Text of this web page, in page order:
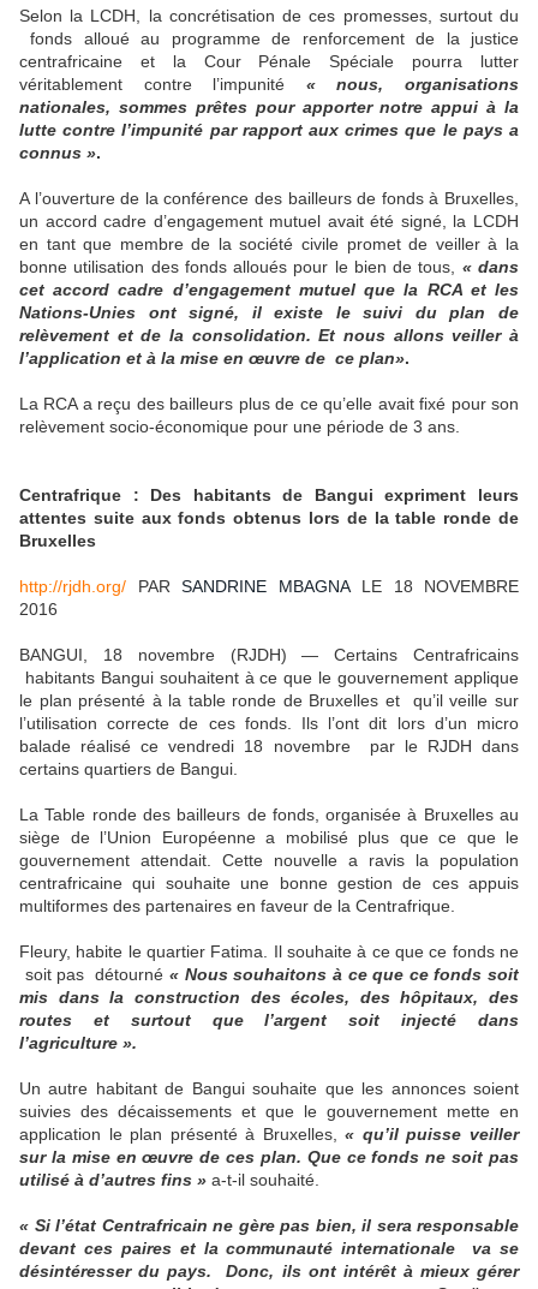
Selon la LCDH, la concrétisation de ces promesses, surtout du
fonds alloué au programme de renforcement de la justice
centrafricaine et la Cour Pénale Spéciale pourra lutter
véritablement contre l’impunité « nous, organisations
nationales, sommes prêtes pour apporter notre appui à la
lutte contre l’impunité par rapport aux crimes que le pays a
connus ».
A l’ouverture de la conférence des bailleurs de fonds à Bruxelles,
un accord cadre d’engagement mutuel avait été signé, la LCDH
en tant que membre de la société civile promet de veiller à la
bonne utilisation des fonds alloués pour le bien de tous, « dans
cet accord cadre d’engagement mutuel que la RCA et les
Nations-Unies ont signé, il existe le suivi du plan de
relèvement et de la consolidation. Et nous allons veiller à
l’application et à la mise en œuvre de ce plan».
La RCA a reçu des bailleurs plus de ce qu’elle avait fixé pour son
relèvement socio-économique pour une période de 3 ans.
Centrafrique : Des habitants de Bangui expriment leurs
attentes suite aux fonds obtenus lors de la table ronde de
Bruxelles
http://rjdh.org/ PAR SANDRINE MBAGNALE 18 NOVEMBRE
2016
BANGUI, 18 novembre (RJDH) — Certains Centrafricains
habitants Bangui souhaitent à ce que le gouvernement applique
le plan présenté à la table ronde de Bruxelles et qu’il veille sur
l’utilisation correcte de ces fonds. Ils l’ont dit lors d’un micro
balade réalisé ce vendredi 18 novembre par le RJDH dans
certains quartiers de Bangui.
La Table ronde des bailleurs de fonds, organisée à Bruxelles au
siège de l’Union Européenne a mobilisé plus que ce que le
gouvernement attendait. Cette nouvelle a ravis la population
centrafricaine qui souhaite une bonne gestion de ces appuis
multiformes des partenaires en faveur de la Centrafrique.
Fleury, habite le quartier Fatima. Il souhaite à ce que ce fonds ne
soit pas détourné« Nous souhaitons à ce que ce fonds soit
mis dans la construction des écoles, des hôpitaux, des
routes et surtout que l’argent soit injecté dans
l’agriculture ».
Un autre habitant de Bangui souhaite que les annonces soient
suivies des décaissements et que le gouvernement mette en
application le plan présenté à Bruxelles,« qu’il puisse veiller
sur la mise en œuvre de ces plan. Que ce fonds ne soit pas
utilisé à d’autres fins » a-t-il souhaité.
« Si l’état Centrafricain ne gère pas bien, il sera responsable
devant ces paires et la communauté internationale va se
désintéresser du pays. Donc, ils ont intérêt à mieux gérer